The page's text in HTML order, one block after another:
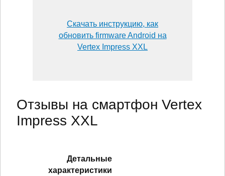
Скачать инструкцию, как
обновить firmware Android на
Vertex Impress XXL
Отзывы на смартфон Vertex
Impress XXL
Детальные
характеристики